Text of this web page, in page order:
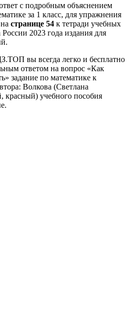
c подробным объяснением
за 1 класс, для упражнения
странице 54 к тетради учебных
2023 года издания для
вы всегда легко и бесплатно
ответом на вопрос «Как
задание по математике к
Волкова (Светлана
учебного пособия